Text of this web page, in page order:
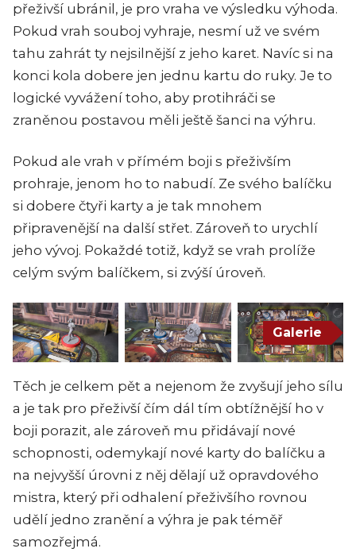
přeživší ubránil, je pro vraha ve výsledku výhoda.
Pokud vrah souboj vyhraje, nesmí už ve svém
tahu zahrát ty nejsilnější z jeho karet. Navíc si na
konci kola dobere jen jednu kartu do ruky. Je to
logické vyvážení toho, aby protihráči se
zraněnou postavou měli ještě šanci na výhru.
Pokud ale vrah v přímém boji s přeživším
prohraje, jenom ho to nabudí. Ze svého balíčku
si dobere čtyři karty a je tak mnohem
připravenější na další střet. Zároveň to urychlí
jeho vývoj. Pokaždé totiž, když se vrah prolíže
celým svým balíčkem, si zvýší úroveň.
Galerie
Těch je celkem pět a nejenom že zvyšují jeho sílu
a je tak pro přeživší čím dál tím obtížnější ho v
boji porazit, ale zároveň mu přidávají nové
schopnosti, odemykají nové karty do balíčku a
na nejvyšší úrovni z něj dělají už opravdového
mistra, který při odhalení přeživšího rovnou
udělí jedno zranění a výhra je pak téměř
samozřejmá.